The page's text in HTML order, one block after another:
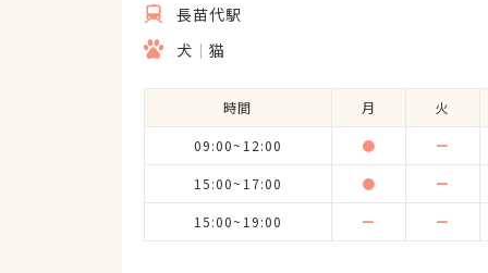
長苗代駅
犬
猫
時間 月 火
09:00~12:00 ● ー
15:00~17:00 ● ー
15:00~19:00 ー ー